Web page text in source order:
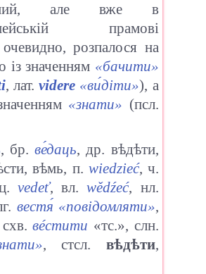
але вже в
прамові
очевидно, розпалося на
із значенням «бачити»
, лат.videre «ви́діти»), а
«знати» (псл.
, бр.ве́даць, др. вѣдѣти,
вѣмь, п. wiedzieć, ч.
vedeť, вл.wědźeć, нл.
вестя́ «повідомляти»,
вéстити «тс.», слн.
, стсл. вѣдѣти,